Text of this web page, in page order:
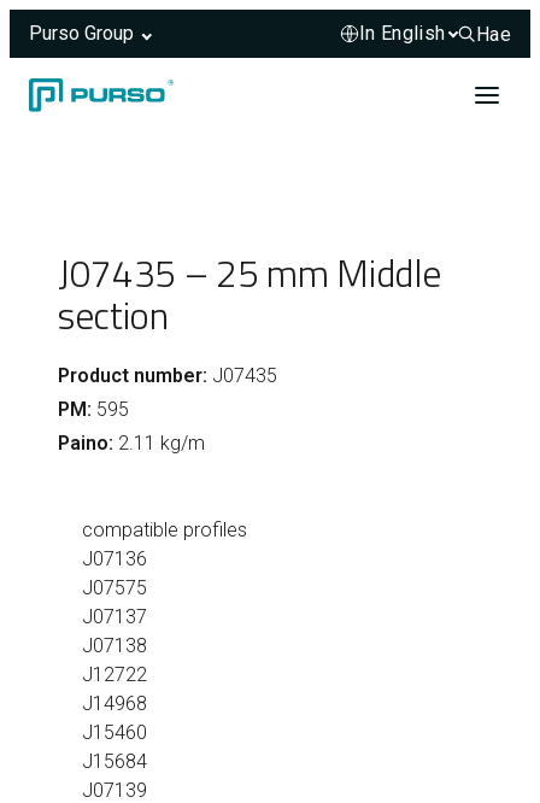
Purso Group
Hae
Hae
J07435 – 25 mm Middle
section
Product number: J07435
PM: 595
Paino: 2.11 kg/m
compatible profiles
J07136
J07575
J07137
J07138
J12722
J14968
J15460
J15684
J07139